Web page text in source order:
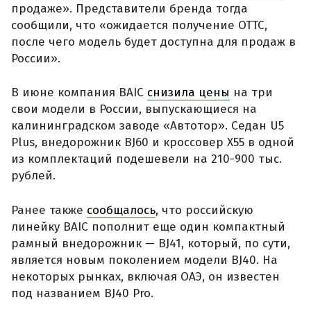
продаже». Представители бренда тогда
сообщили, что «ожидается получение ОТТС,
после чего модель будет доступна для продаж в
России».
В июне компания BAIC снизила цены на три
свои модели в России, выпускающиеся на
калининградском заводе «Автотор». Седан U5
Plus, внедорожник BJ60 и кроссовер X55 в одной
из комплектаций подешевели на 210-900 тыс.
рублей.
Ранее также сообщалось, что российскую
линейку BAIC пополнит еще один компактный
рамный внедорожник — BJ41, который, по сути,
является новым поколением модели BJ40. На
некоторых рынках, включая ОАЭ, он известен
под названием BJ40 Pro.